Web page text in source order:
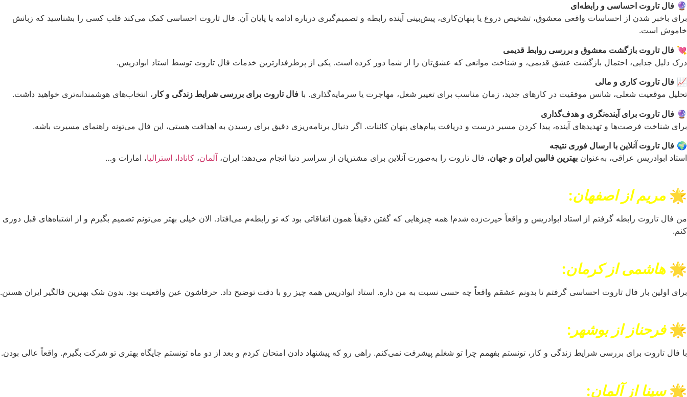
🔮 فال تاروت احساسی و رابطه‌ای
برای باخبر شدن از احساسات واقعی معشوق، تشخیص دروغ یا پنهان‌کاری، پیش‌بینی آینده رابطه و تصمیم‌گیری درباره ادامه یا پایان آن. فال تاروت احساسی کمک می‌کند قلب کسی را بشناسید که زبانش
خاموش است.
💘 فال تاروت بازگشت معشوق و بررسی روابط قدیمی
درک دلیل جدایی، احتمال بازگشت عشق قدیمی، و شناخت موانعی که عشق‌تان را از شما دور کرده است. یکی از پرطرفدارترین خدمات فال تاروت توسط استاد ابوادریس.
📈 فال تاروت کاری و مالی
تحلیل موقعیت شغلی، شانس موفقیت در کارهای جدید، زمان مناسب برای تغییر شغل، مهاجرت یا سرمایه‌گذاری. با فال تاروت برای بررسی شرایط زندگی و کار ، انتخاب‌های هوشمندانه‌تری خواهید داشت.
🔮 فال تاروت برای آینده‌نگری و هدف‌گذاری
برای شناخت فرصت‌ها و تهدیدهای آینده، پیدا کردن مسیر درست و دریافت پیام‌های پنهان کائنات. اگر دنبال برنامه‌ریزی دقیق برای رسیدن به اهدافت هستی، این فال می‌تونه راهنمای مسیرت باشه.
🌍 فال تاروت آنلاین با ارسال فوری نتیجه
استاد ابوادریس عراقی، به‌عنوان بهترین فالبین ایران و جهان، فال تاروت را به‌صورت آنلاین برای مشتریان از سراسر دنیا انجام می‌دهد: ایران، آلمان، کانادا، استرالیا، امارات و…
🌟 مریم از اصفهان:
من فال تاروت رابطه گرفتم از استاد ابوادریس و واقعاً حیرت‌زده شدم! همه چیزهایی که گفتن دقیقاً همون اتفاقاتی بود که تو رابطه‌م می‌افتاد. الان خیلی بهتر می‌تونم تصمیم بگیرم و از اشتباه‌های قبل دوری
کنم.
🌟 هاشمی از کرمان:
برای اولین بار فال تاروت احساسی گرفتم تا بدونم عشقم واقعاً چه حسی نسبت به من داره. استاد ابوادریس همه چیز رو با دقت توضیح داد. حرفاشون عین واقعیت بود. بدون شک بهترین فالگیر ایران هستن.
🌟 فرحناز از بوشهر :
با فال تاروت برای بررسی شرایط زندگی و کار، تونستم بفهمم چرا تو شغلم پیشرفت نمی‌کنم. راهی رو که پیشنهاد دادن امتحان کردم و بعد از دو ماه تونستم جایگاه بهتری تو شرکت بگیرم. واقعاً عالی بودن.
🌟سینا از آلمان: